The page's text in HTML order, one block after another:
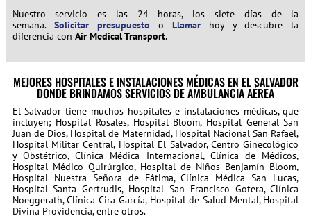
Nuestro servicio es las 24 horas, los siete días de la
semana. Solicitar presupuesto o Llamarhoy y descubre la
diferencia con Air Medical Transport.
MEJORES HOSPITALES E INSTALACIONES MÉDICAS EN EL SALVADOR
DONDE BRINDAMOS SERVICIOS DE AMBULANCIA AÉREA
El Salvador tiene muchos hospitales e instalaciones médicas, que
incluyen; Hospital Rosales, Hospital Bloom, Hospital General San
Juan de Dios, Hospital de Maternidad, Hospital Nacional San Rafael,
Hospital Militar Central, Hospital El Salvador, Centro Ginecológico
y Obstétrico, Clínica Médica Internacional, Clínica de Médicos,
Hospital Médico Quirúrgico, Hospital de Niños Benjamín Bloom,
Hospital Nuestra Señora de Fátima, Clínica Médica San Lucas,
Hospital Santa Gertrudis, Hospital San Francisco Gotera, Clínica
Noeggerath, Clínica Cira García, Hospital de Salud Mental, Hospital
Divina Providencia, entre otros.